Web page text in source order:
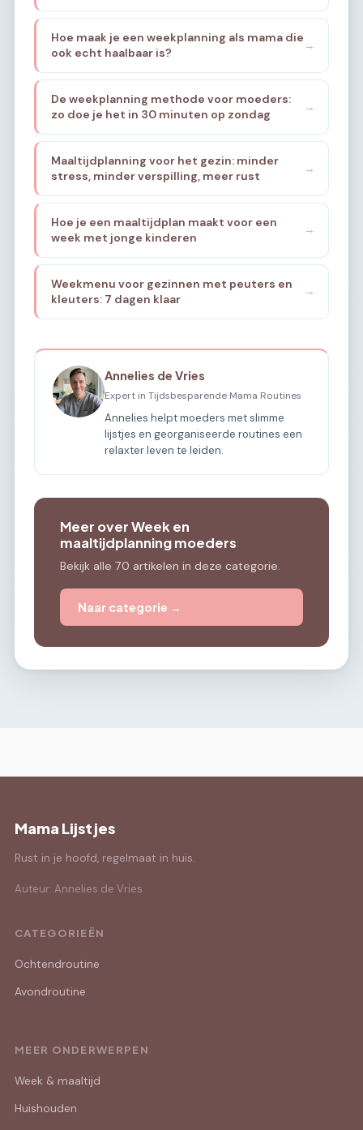
Hoe maak je een weekplanning als mama die
ook echt haalbaar is?
→
De weekplanning methode voor moeders:
zo doe je het in 30 minuten op zondag
→
Maaltijdplanning voor het gezin: minder
stress, minder verspilling, meer rust
→
Hoe je een maaltijdplan maakt voor een
week met jonge kinderen
→
Weekmenu voor gezinnen met peuters en
kleuters: 7 dagen klaar
→
Annelies de Vries
Expert in Tijdsbesparende Mama Routines
Annelies helpt moeders met slimme
lijstjes en georganiseerde routines een
relaxter leven te leiden.
Meer over Week en
maaltijdplanning moeders
Bekijk alle 70 artikelen in deze categorie.
Naar categorie →
Mama Lijstjes
Rust in je hoofd, regelmaat in huis.
Auteur: Annelies de Vries
CATEGORIEËN
Ochtendroutine
Avondroutine
MEER ONDERWERPEN
Week & maaltijd
Huishouden